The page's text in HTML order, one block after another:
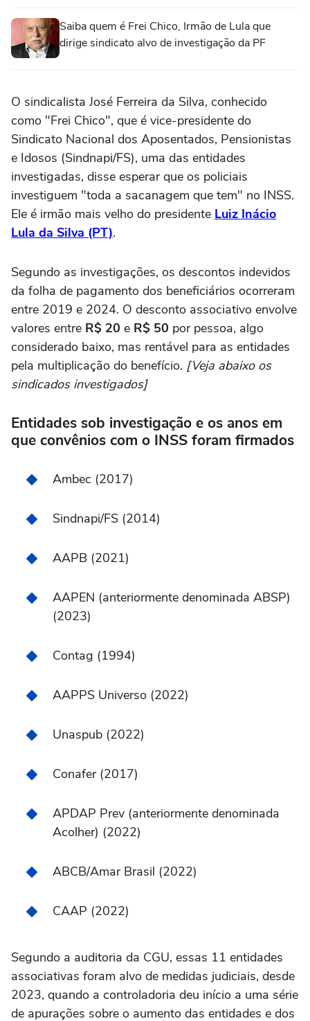
Saiba quem é Frei Chico, Irmão de Lula que
dirige sindicato alvo de investigação da PF
O sindicalista José Ferreira da Silva, conhecido
como "Frei Chico", que é vice-presidente do
Sindicato Nacional dos Aposentados, Pensionistas
e Idosos (Sindnapi/FS), uma das entidades
investigadas, disse esperar que os policiais
investiguem "toda a sacanagem que tem" no INSS.
Ele é irmão mais velho do presidente Luiz Inácio
Lula da Silva (PT).
Segundo as investigações, os descontos indevidos
da folha de pagamento dos beneficiários ocorreram
entre 2019 e 2024. O desconto associativo envolve
valores entre R$ 20 e R$ 50 por pessoa, algo
considerado baixo, mas rentável para as entidades
pela multiplicação do benefício. [Veja abaixo os
sindicados investigados]
Entidades sob investigação e os anos em
que convênios com o INSS foram firmados
Ambec (2017)
Sindnapi/FS (2014)
AAPB (2021)
AAPEN (anteriormente denominada ABSP)
(2023)
Contag (1994)
AAPPS Universo (2022)
Unaspub (2022)
Conafer (2017)
APDAP Prev (anteriormente denominada
Acolher) (2022)
ABCB/Amar Brasil (2022)
CAAP (2022)
Segundo a auditoria da CGU, essas 11 entidades
associativas foram alvo de medidas judiciais, desde
2023, quando a controladoria deu início a uma série
de apurações sobre o aumento das entidades e dos